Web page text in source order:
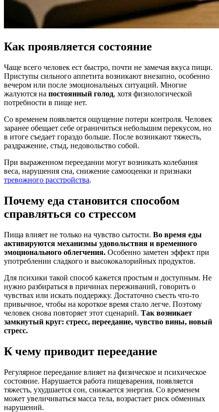
Как проявляется состояние
Чаще всего человек ест быстро, почти не замечая вкуса пищи.
Приступы сильного аппетита возникают внезапно, особенно
вечером или после эмоциональных ситуаций. Многие
жалуются на постоянный голод, хотя физиологической
потребности в пище нет.
Со временем появляется ощущение потери контроля. Человек
заранее обещает себе ограничиться небольшим перекусом, но
в итоге съедает гораздо больше. После возникают тяжесть,
раздражение, стыд, недовольство собой.
При выраженном переедании могут возникать колебания
веса, нарушения сна, снижение самооценки и признаки
тревожного расстройства.
Почему еда становится способом
справляться со стрессом
Пища влияет не только на чувство сытости. Во время еды
активируются механизмы удовольствия и временного
эмоционального облегчения. Особенно заметен эффект при
употреблении сладкого и высококалорийных продуктов.
Для психики такой способ кажется простым и доступным. Не
нужно разбираться в причинах переживаний, говорить о
чувствах или искать поддержку. Достаточно съесть что-то
привычное, чтобы на короткое время стало легче. Поэтому
человек снова повторяет этот сценарий. Так возникает
замкнутый круг: стресс, переедание, чувство вины, новый
стресс.
К чему приводит переедание
Регулярное переедание влияет на физическое и психическое
состояние. Нарушается работа пищеварения, появляется
тяжесть, ухудшается сон, снижается энергия. Со временем
может увеличиваться масса тела, возрастает риск обменных
нарушений.